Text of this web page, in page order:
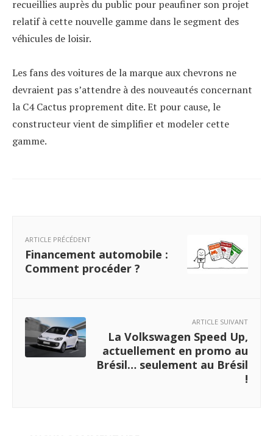
recueillies auprès du public pour peaufiner son projet
relatif à cette nouvelle gamme dans le segment des
véhicules de loisir.
Les fans des voitures de la marque aux chevrons ne
devraient pas s’attendre à des nouveautés concernant
la C4 Cactus proprement dite. Et pour cause, le
constructeur vient de simplifier et modeler cette
gamme.
ARTICLE PRÉCÉDENT
Financement automobile :
Comment procéder ?
ARTICLE SUIVANT
La Volkswagen Speed Up,
actuellement en promo au
Brésil… seulement au Brésil
!